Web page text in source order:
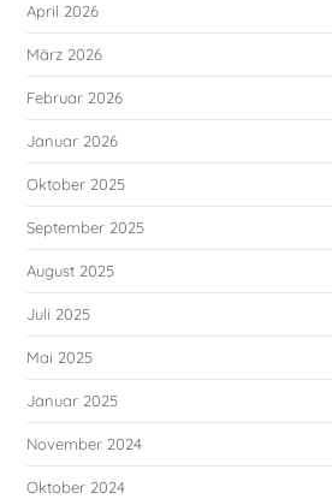
April 2026
März 2026
Februar 2026
Januar 2026
Oktober 2025
September 2025
August 2025
Juli 2025
Mai 2025
Januar 2025
November 2024
Oktober 2024